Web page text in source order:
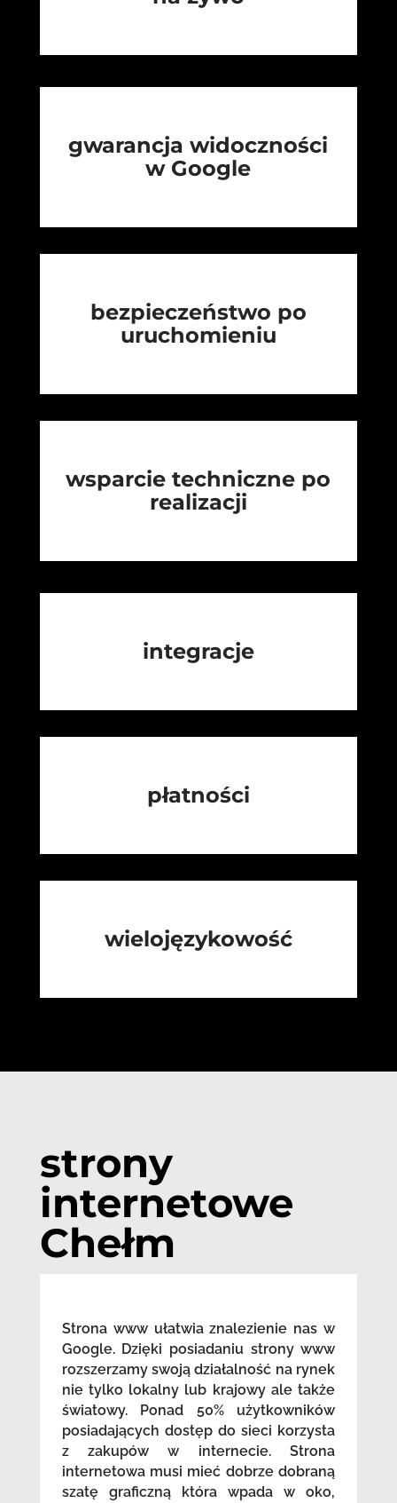
gwarancja widoczności
w Google
bezpieczeństwo po
uruchomieniu
wsparcie techniczne po
realizacji
integracje
płatności
wielojęzykowość
strony
internetowe
Chełm
Strona www ułatwia znalezienie nas w
Google. Dzięki posiadaniu strony www
rozszerzamy swoją działalność na rynek
nie tylko lokalny lub krajowy ale także
światowy. Ponad 50% użytkowników
posiadających dostęp do sieci korzysta
z zakupów w internecie. Strona
internetowa musi mieć dobrze dobraną
szatę graficzną która wpada w oko,